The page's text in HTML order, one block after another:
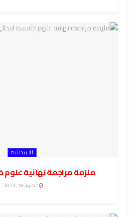
الابتدائية
ملزمة مراجعة نهائية علوم
أكتوبر 18, 2023